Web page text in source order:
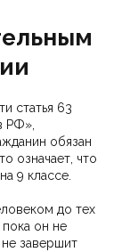
статья 63
РФ»,
обязан
означает, что
9 классе.
до тех
он не
завершит